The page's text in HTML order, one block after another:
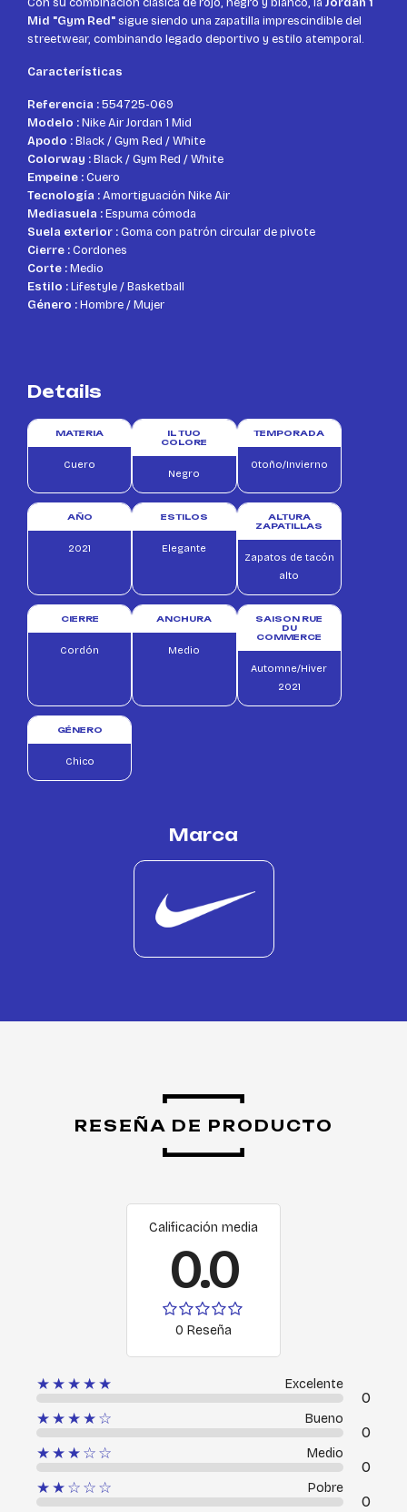
Mid "Gym Red"sigue siendo una zapatilla imprescindible del
streetwear, combinando legado deportivo y estilo atemporal.
Características
Referencia :554725-069
Modelo :Nike Air Jordan 1 Mid
Apodo :Black / Gym Red / White
Colorway :Black / Gym Red / White
Empeine :Cuero
Tecnología :Amortiguación Nike Air
Mediasuela :Espuma cómoda
Suela exterior :Goma con patrón circular de pivote
Cierre :Cordones
Corte :Medio
Estilo :Lifestyle / Basketball
Género :Hombre / Mujer
Details
MATERIA
Cuero
IL TUO
COLORE
Negro
TEMPORADA
Otoño/Invierno
AÑO
2021
ESTILOS
Elegante
ALTURA
ZAPATILLAS
Zapatos de tacón
alto
CIERRE
Cordón
ANCHURA
Medio
SAISON RUE
DU
COMMERCE
Automne/Hiver
2021
GÉNERO
Chico
Marca
RESEÑA DE PRODUCTO
Calificación media
0.0
0 Reseña
★★★★★ Excelente
0
★★★★☆
Bueno
0
★★★☆☆
Medio
0
★★☆☆☆
Pobre
0